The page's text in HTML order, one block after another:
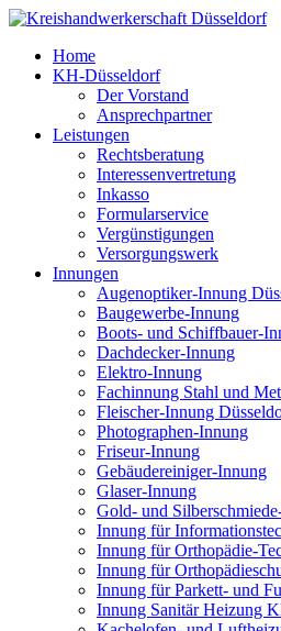
Home
KH-Düsseldorf
Der Vorstand
Ansprechpartner
Leistungen
Rechtsberatung
Interessenvertretung
Inkasso
Formularservice
Vergünstigungen
Versorgungswerk
Innungen
Augenoptiker-Innung
Baugewerbe-Innung
Boots- und Schiffbauer-
Dachdecker-Innung
Elektro-Innung
Fachinnung Stahl und
Fleischer-Innung
Photographen-Innung
Friseur-Innung
Gebäudereiniger-Innung
Glaser-Innung
Gold- und
Innung für
Innung für Orthopädie-
Innung für
Innung für Parkett- und
Innung Sanitär Heizung